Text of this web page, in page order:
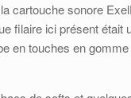
cartouche sonore
filaire ici présent était
en touches en gomme